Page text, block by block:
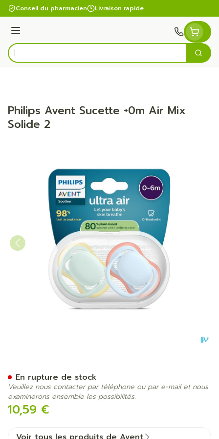
Aller au contenu
Conseil du pharmacien Livraison rapide
Menu
Rechercher
Philips Avent Sucette +0m Air Mix
Solide 2
10,59 €
En rupture de stock
Veuillez nous contacter par téléphone ou par e-mail et nous
examinerons ensemble les possibilités.